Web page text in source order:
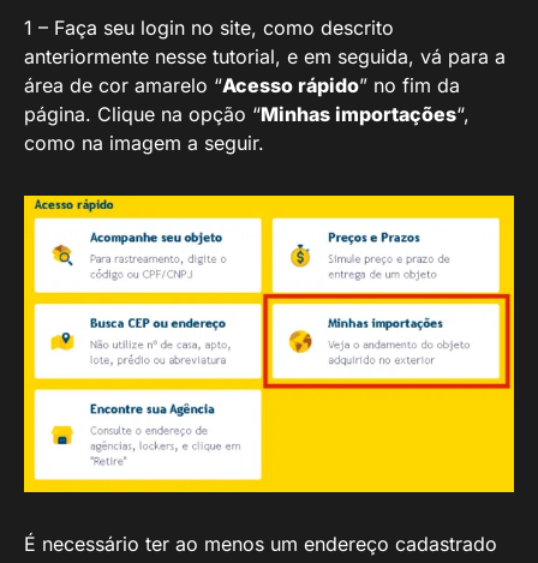
1 – Faça seu login no site, como descrito
anteriormente nesse tutorial, e em seguida, vá para a
área de cor amarelo “Acesso rápido” no fim da
página. Clique na opção “Minhas importações“,
como na imagem a seguir.
É necessário ter ao menos um endereço cadastrado